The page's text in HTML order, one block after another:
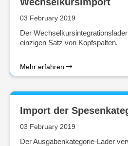
03 February 2019
Der
einzigen Satz von Kopfspalten.
Mehr erfahren
Import der
03 February 2019
Der Ausgabenkategorie-Lader